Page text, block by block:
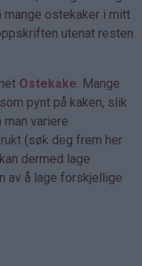
mange ostekaker i mitt
utenat resten
Ostekake. Mange
pynt på kaken, slik
variere
(søk deg frem her
dermed lage
av å lage forskjellige